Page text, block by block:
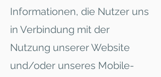
Informationen, die Nutzer uns
in Verbindung mit der
Nutzung unserer Website
und/oder unseres Mobile-